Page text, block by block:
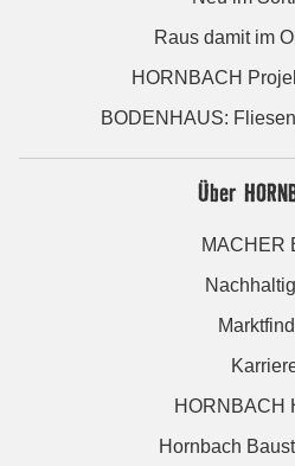
Raus damit im
HORNBACH
BODENHAUS:
Über
MACHER
HORNBACH
Hornbach